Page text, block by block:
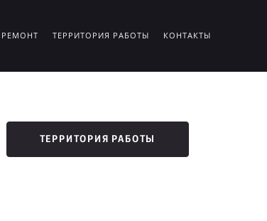
ТЕРРИТОРИЯ РАБОТЫ КОНТАКТЫ
ТЕРРИТОРИЯ РАБОТЫ